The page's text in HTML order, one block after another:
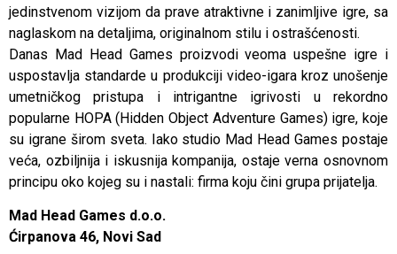
jedinstvenom vizijom da prave atraktivne i zanimljive igre, sa
naglaskom na detaljima, originalnom stilu i ostrašćenosti.
Danas Mad Head Games proizvodi veoma uspešne igre i
uspostavlja standarde u produkciji video-igara kroz unošenje
umetničkog pristupa i intrigantne igrivosti u rekordno
popularne HOPA (Hidden Object Adventure Games) igre, koje
su igrane širom sveta. Iako studio Mad Head Games postaje
veća, ozbiljnija i iskusnija kompanija, ostaje verna osnovnom
principu oko kojeg su i nastali: firma koju čini grupa prijatelja.
Mad Head Games d.o.o.
Ćirpanova 46, Novi Sad